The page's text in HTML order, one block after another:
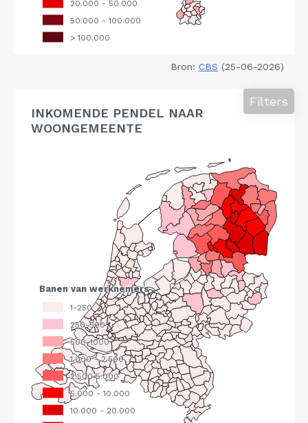
Bron: CBS (25-06-2026)
INKOMENDE PENDEL NAAR
WOONGEMEENTE
Filters